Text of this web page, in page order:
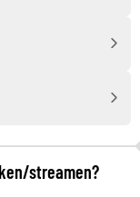
streamen?